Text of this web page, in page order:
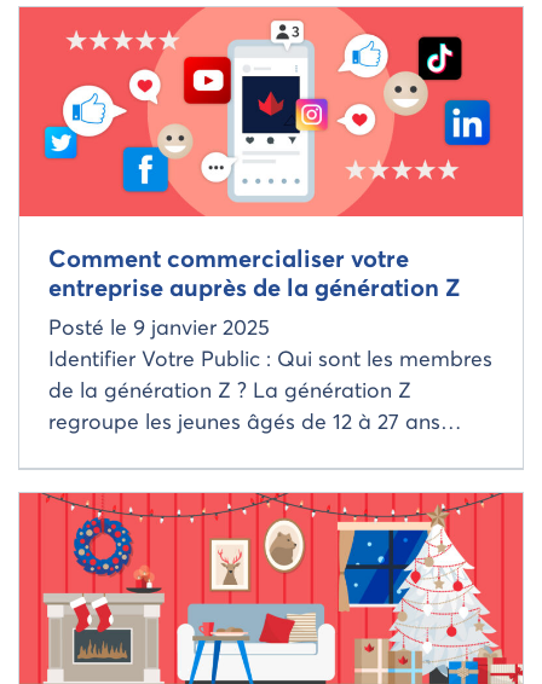
Comment commercialiser votre
entreprise auprès de la génération Z
Posté le 9 janvier 2025
Identifier Votre Public : Qui sont les membres
de la génération Z ? La génération Z
regroupe les jeunes âgés de 12 à 27 ans…
Read more about
Read more about